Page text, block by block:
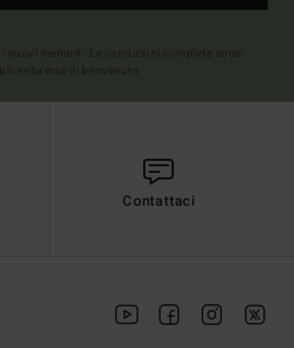
Contattaci